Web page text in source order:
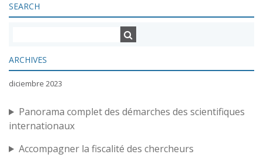
SEARCH
ARCHIVES
diciembre 2023
Panorama complet des démarches des scientifiques
internationaux
Accompagner la fiscalité des chercheurs